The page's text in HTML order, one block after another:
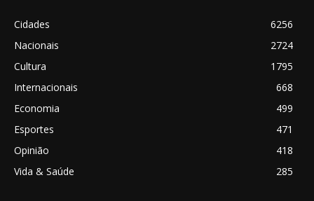
Cidades
6256
Nacionais
2724
Cultura
1795
Internacionais
668
Economia
499
Esportes
471
Opinião
418
Vida & Saúde
285